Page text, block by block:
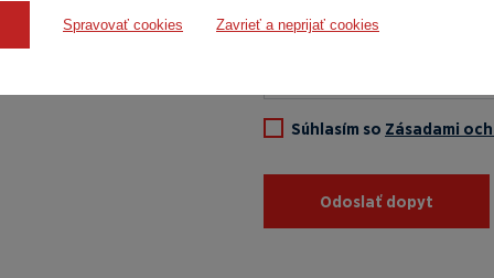
Spravovať cookies Zavrieť a neprijať cookies
Súhlasím so Zásadami
Odoslať dopyt